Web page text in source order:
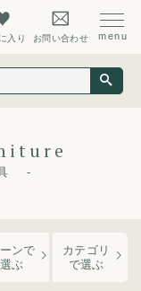
入り お問い合わせ
ンで
選ぶ
カテゴリ
で選ぶ